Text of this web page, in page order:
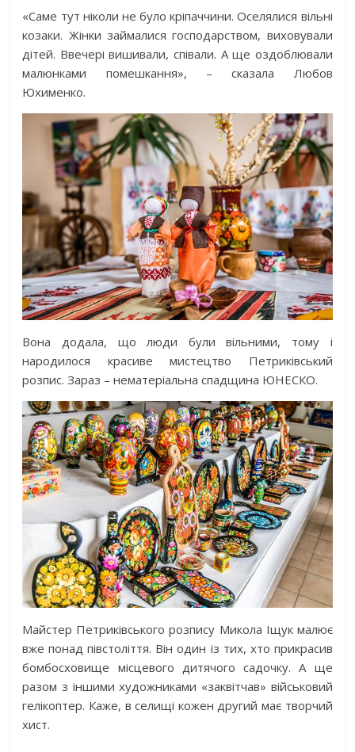
«Саме тут ніколи не було кріпаччини. Оселялися вільні
козаки. Жінки займалися господарством, виховували
дітей. Ввечері вишивали, співали. А ще оздоблювали
малюнками помешкання», – сказала Любов
Юхименко.
Вона додала, що люди були вільними, тому і
народилося красиве мистецтво Петриківський
розпис. Зараз – нематеріальна спадщина ЮНЕСКО.
Майстер Петриківського розпису Микола Іщук малює
вже понад півстоліття. Він один із тих, хто прикрасив
бомбосховище місцевого дитячого садочку. А ще
разом з іншими художниками «заквітчав» військовий
гелікоптер. Каже, в селищі кожен другий має творчий
хист.